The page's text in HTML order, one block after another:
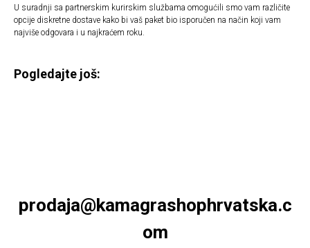
U suradnji sa partnerskim kurirskim službama omogućili smo vam različite
opcije diskretne dostave kako bi vaš paket bio isporučen na način koji vam
najviše odgovara i u najkraćem roku.
Pogledajte još:
prodaja@kamagrashophrvatska.c
om